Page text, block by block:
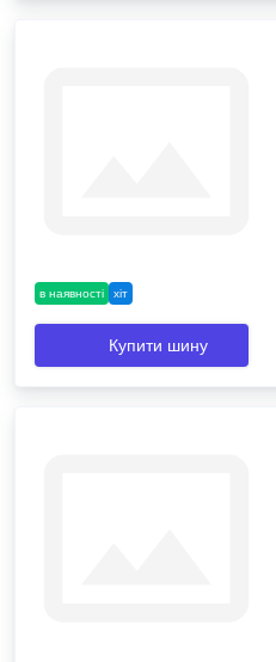
в наявності хіт
Купити шину